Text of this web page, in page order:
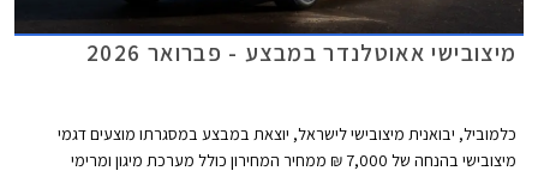
מיצובישי אאוטלנדר במבצע - פברואר 2026
כלמוביל, יבואנית מיצובישי לישראל, יוצאת במבצע במסגרתו מוצעים דגמי
מיצובישי בהנחה של 7,000 ₪ ממחיר המחירון כולל מערכת מיגון ומרימי